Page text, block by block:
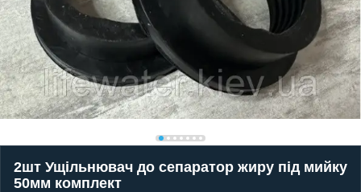
2шт Ущільнювач до сепаратор жиру під мийку
50мм комплект